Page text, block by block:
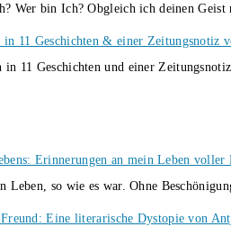
Wer bin Ich? Obgleich ich deinen
in 11 Geschichten & einer Zeitungsnotiz
in 11 Geschichten und einer
Erinnerungen an mein Leben
Leben, so wie es war. Ohne
Eine literarische Dystopie von